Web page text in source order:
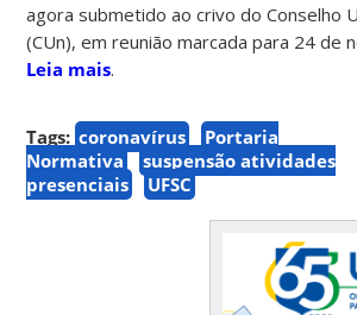
agora submetido ao crivo do Conselho
(CUn), em reunião marcada para 24 de
Leia mais.
Tags: coronavírus
Portaria
Normativa
suspensão atividades
presenciais
UFSC